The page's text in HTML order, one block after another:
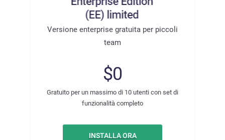
Versione enterprise gratuita per piccoli
team
$0
Gratuito per un massimo di 10 utenti con set di
funzionalità completo
INSTALLA ORA